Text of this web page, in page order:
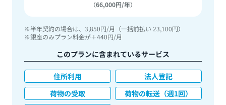
（66,000円/年）
半年契約の場合は、3,850円/月（一括前払い 23,100円）
銀座のみプラン料金が＋440円/月
このプランに含まれているサービス
住所利用
法人登記
荷物の受取
荷物の転送（週1回）